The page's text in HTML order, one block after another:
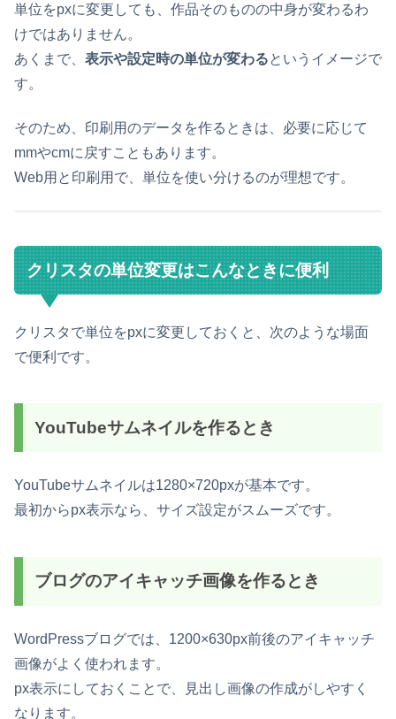
単位をpxに変更しても、作品そのものの中身が変わるわ
けではありません。
あくまで、 表示や設定時の単位が変わるというイメージで
す。
そのため、印刷用のデータを作るときは、必要に応じて
mmやcmに戻すこともあります。
Web用と印刷用で、単位を使い分けるのが理想です。
クリスタの単位変更はこんなときに便利
クリスタで単位をpxに変更しておくと、次のような場面
で便利です。
YouTubeサムネイルを作るとき
YouTubeサムネイルは1280×720pxが基本です。
最初からpx表示なら、サイズ設定がスムーズです。
ブログのアイキャッチ画像を作るとき
WordPressブログでは、1200×630px前後のアイキャッチ
画像がよく使われます。
px表示にしておくことで、見出し画像の作成がしやすく
なります。